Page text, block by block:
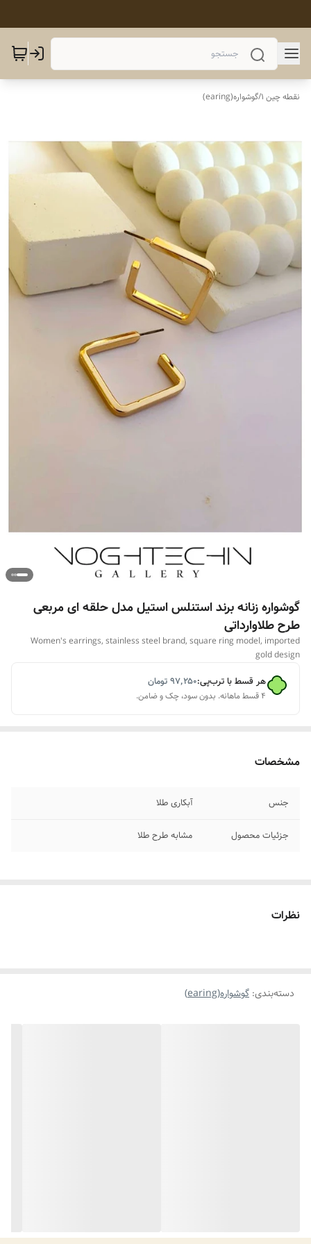
نقطه چین 1 /گوشواره(earing)
گوشواره زنانه برند استنلس استیل مدل حلقه ای مربعی
طرح طلاوارداتی
Women's earrings, stainless steel brand, square ring model, imported
gold design
هر قسط با ترب‌پی:۹۷٬۲۵۰تومان
۴ قسط ماهانه. بدون سود، چک و ضامن.
مشخصات
جنس آبکاری طلا
جزئیات محصول مشابه طرح طلا
نظرات
دسته‌بندی: گوشواره(earing)